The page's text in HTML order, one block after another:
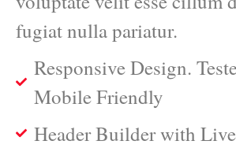
fugiat nulla pariatur.
Responsive Design.
Mobile Friendly
Header Builder with